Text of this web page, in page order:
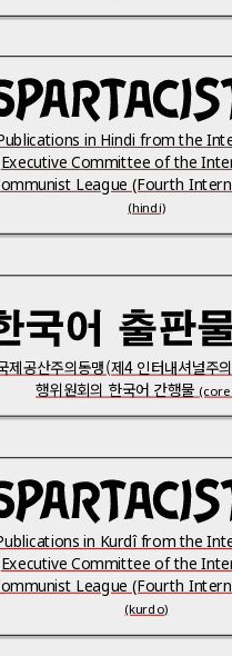
in Hindi from the
Executive Committee of the
League (Fourth
(hindi)
제공산주의동맹(제4 인터내셔널주
행위원회의 한국어 간행물
in Kurdî from the
Executive Committee of the
League (Fourth
(kurdo)